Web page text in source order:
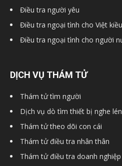
Điều tra người yêu
Điều tra ngoại tình cho Việt kiều
Điều tra ngoại tình cho người
DỊCH VỤ THÁM TỬ
Thám tử tìm người
Dịch vụ dò tìm thiết bị nghe
Thám tử theo dõi con cái
Thám tử điều tra nhân thân
Thám tử điều tra doanh nghiệp